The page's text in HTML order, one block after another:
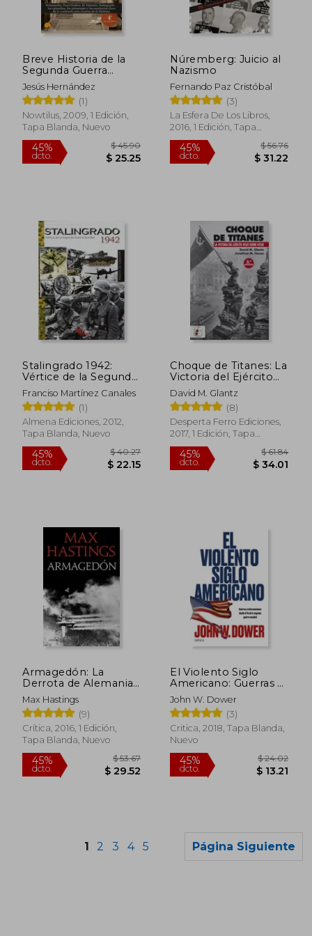
45%
dcto.
$ 42.79
$ 23.53
45%
dcto.
45%
dcto.
Breve Historia de la
Segunda Guerra
Mundial
Jesús Hernández
(1)
Nowtilus, 2009, 1 Edición,
Tapa Blanda, Nuevo
Núremberg: Juicio al
Nazismo
Fernando Paz Cristóbal
(3)
La Esfera De Los Libros,
2016, 1 Edición, Tapa
Blanda, Nuevo
Stalingrado 1942:
Vértice de la Segunda
Guerra Mundial
Franciso Martínez Canales
(1)
Almena Ediciones, 2012,
Tapa Blanda, Nuevo
Choque de Titanes: La
Victoria del Ejército
Rojo Sobre Hitler
David M. Glantz
(8)
Desperta Ferro Ediciones,
2017, 1 Edición, Tapa
Blanda, Nuevo
Armagedón: La
Derrota de Alemania
1944-1945 (Memoria
Crítica)
Max Hastings
(9)
Crítica, 2016, 1 Edición,
Tapa Blanda, Nuevo
El Violento Siglo
Americano: Guerras e
Intervenciones Desde
el fin de la Segunda
Guerra Mundial
John W. Dower
(3)
Critica, 2018, Tapa Blanda,
Nuevo
1 2 3 4 5 Página Siguiente